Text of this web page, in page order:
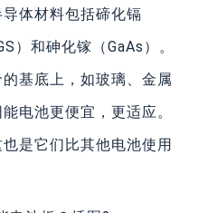
体材料包括碲化镉
）和砷化镓（GaAs）。
基底上，如玻璃、金属
电池更便宜，更适应。
是它们比其他电池使用